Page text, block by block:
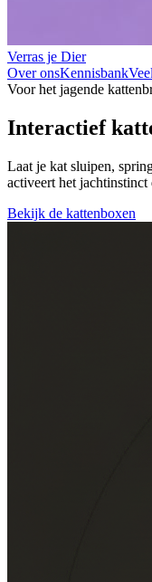
Verras je Dier
Over onsKennisbank
Voor het jagende
Interactief
Laat je kat sluipen,
activeert het
Bekijk de kattenboxen